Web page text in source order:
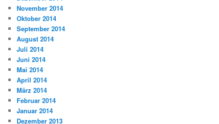
November 2014
Oktober 2014
September 2014
August 2014
Juli 2014
Juni 2014
Mai 2014
April 2014
März 2014
Februar 2014
Januar 2014
Dezember 2013